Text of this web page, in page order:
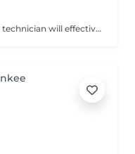
Fall in Love with the Art of Nails! Your technician will effectively remove dead skin cells, shape and file nails, and buff the outer surface. Semi-permanent (gel) polish is applied. It looks like regular nail polish, but stays on your nails much longer. Fantastic, isn't it? It is drying in a led lamp and lasts for weeks. Our masters do edged, hardware, or combined manicure. How is manicure with semi-permanent nail polish done? - removal of an old semi-permanent (gel) if needed - rough skin is removed - the shape of the nail plate is corrected - the cuticle and side ridges are corrected - semi-permanent (gel) polish is applied - cuticle oil and hand cream are applied *Please note that if semipermanent nail polish without manicure is chosen, rough skin, cuticle and side ridges won't be removed. Age restrictions: recommended to do from 16 years. Post procedure recommendations: there are no post recommendations for this procedure. Frequency: once in 3 weeks.